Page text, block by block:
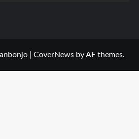
CoverNews by AF themes.